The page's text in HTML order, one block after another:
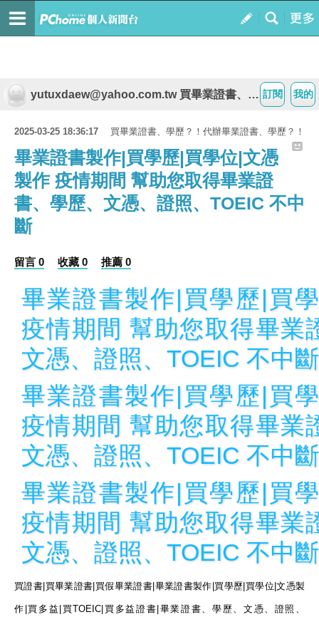
我的
訂閱
yutuxdaew@yahoo.com.tw 買畢業證書、學歷？！代辦畢業證書、學歷？！
2025-03-25 18:36:17 買畢業證書、學歷？！代辦畢業證書、學歷？！
畢業證書製作|買學歷|買學位|文憑
製作 疫情期間 幫助您取得畢業證
書、學歷、文憑、證照、TOEIC 不中
斷
留言 0 收藏 0 推薦 0
畢業證書製作|買學歷|買
疫情期間 幫助您取得畢業
文憑、證照、TOEIC 不中斷
畢業證書製作|買學歷|買
疫情期間 幫助您取得畢業
文憑、證照、TOEIC 不中斷
畢業證書製作|買學歷|買
疫情期間 幫助您取得畢業
文憑、證照、TOEIC 不中斷
買證書 買畢業證書 買假畢業證書 畢業證書製作 買學歷 買學位 文憑製
作 買多益 買TOEIC| 買多益證書 畢業證書、學歷、文憑、證照、